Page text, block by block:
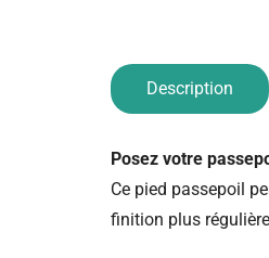
Description
Posez votre
Ce pied passepoil
finition plus